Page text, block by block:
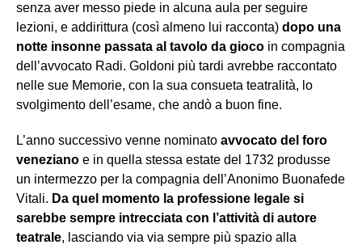
senza aver messo piede in alcuna aula per seguire
lezioni, e addirittura (così almeno lui racconta) dopo una
notte insonne passata al tavolo da gioco in compagnia
dell’avvocato Radi. Goldoni più tardi avrebbe raccontato
nelle sue Memorie, con la sua consueta teatralità, lo
svolgimento dell’esame, che andò a buon fine.
L’anno successivo venne nominato avvocato del foro
veneziano e in quella stessa estate del 1732 produsse
un intermezzo per la compagnia dell’Anonimo Buonafede
Vitali. Da quel momento la professione legale si
sarebbe sempre intrecciata con l’attività di autore
teatrale, lasciando via via sempre più spazio alla